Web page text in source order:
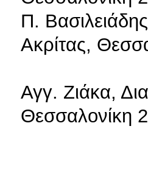
Π.
Ακρίτας,
Αγγ. Ζιάκα,
Θεσσαλονίκη